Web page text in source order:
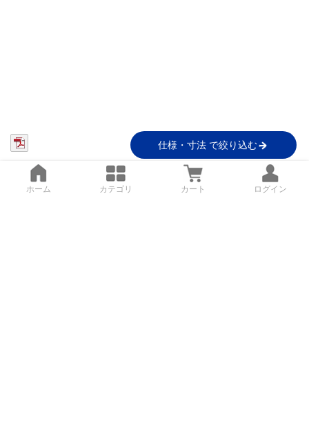
仕様・寸法 で絞り込む
ホーム カテゴリ カート ログイン